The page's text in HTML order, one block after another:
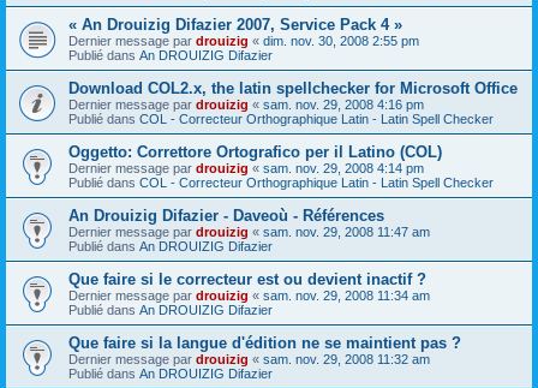
« An Drouizig Difazier 2007, Service Pack 4 »
Dernier message par drouizig « dim. nov. 30, 2008 2:55 pm
Publié dans An DROUIZIG Difazier
Download COL2.x, the latin spellchecker for Microsoft Office
Dernier message par drouizig « sam. nov. 29, 2008 4:16 pm
Publié dans COL - Correcteur Orthographique Latin - Latin Spell Checker
Oggetto: Correttore Ortografico per il Latino (COL)
Dernier message par drouizig « sam. nov. 29, 2008 4:14 pm
Publié dans COL - Correcteur Orthographique Latin - Latin Spell Checker
An Drouizig Difazier - Daveoù - Références
Dernier message par drouizig « sam. nov. 29, 2008 11:47 am
Publié dans An DROUIZIG Difazier
Que faire si le correcteur est ou devient inactif ?
Dernier message par drouizig « sam. nov. 29, 2008 11:34 am
Publié dans An DROUIZIG Difazier
Que faire si la langue d'édition ne se maintient pas ?
Dernier message par drouizig « sam. nov. 29, 2008 11:32 am
Publié dans An DROUIZIG Difazier